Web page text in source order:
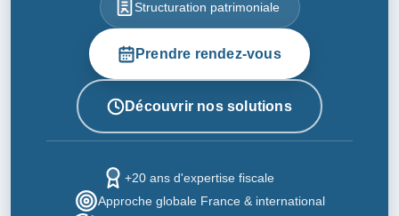
Structuration patrimoniale
Prendre rendez-vous
Découvrir nos solutions
+20 ans d'expertise fiscale
Approche globale France & international